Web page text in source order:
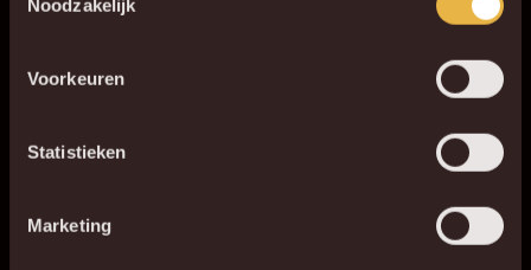
Noodzakelijk
Voorkeuren
Statistieken
Marketing
GEEL-ROOD